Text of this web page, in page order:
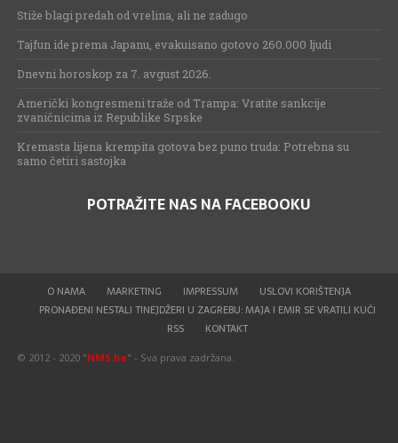
Stiže blagi predah od vrelina, ali ne zadugo
Tajfun ide prema Japanu, evakuisano gotovo 260.000 ljudi
Dnevni horoskop za 7. avgust 2026.
Američki kongresmeni traže od Trampa: Vratite sankcije
zvaničnicima iz Republike Srpske
Kremasta lijena krempita gotova bez puno truda: Potrebna su
samo četiri sastojka
POTRAŽITE NAS NA FACEBOOKU
O NAMA MARKETING IMPRESSUM
USLOVI KORIŠTENJA
PRONAĐENI NESTALI TINEJDŽERI U ZAGREBU: MAJA I EMIR SE VRATILI KUĆI
RSS
KONTAKT
© 2012 - 2020 "NMS.ba" - Sva prava zadržana.